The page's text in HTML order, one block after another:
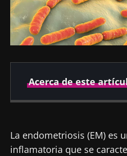
Acerca de este
29 Junio 2021
La endometriosis (EM) es
inflamatoria que se